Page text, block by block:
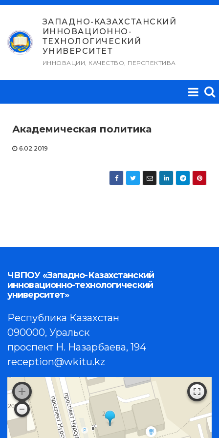
Перейти
содержимому
ЗАПАДНО-КАЗАХСТАНСКИЙ
ИННОВАЦИОННО-
ТЕХНОЛОГИЧЕСКИЙ
УНИВЕРСИТЕТ
ИННОВАЦИИ, КАЧЕСТВО, ПЕРСПЕКТИВА
Академическая политика
6.02.2019
ЧВПОУ «Западно-Казахстанский
инновационно-технологический
университет»
Республика Казахстан
090000, Уральск
проспект Н. Назарбаева, 194
reception@wkitu.kz